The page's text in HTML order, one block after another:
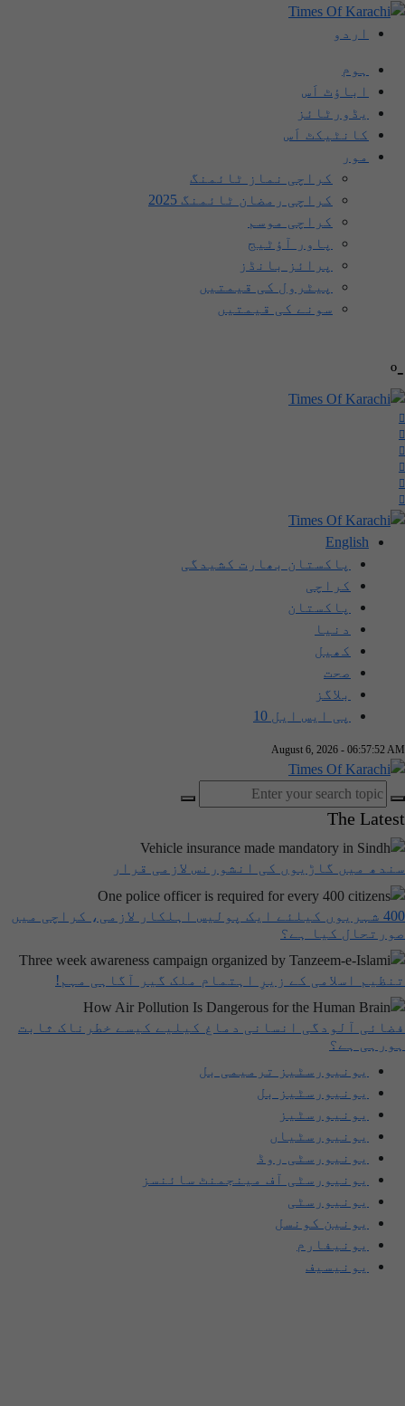
اردو
ہوم
اباؤٹ اَس
یڈورٹائز
کانٹیکٹ اَس
مور
کراچی نماز ٹائمنگ
کراچی رمضان ٹائمنگ 2025
کراچی موسم
پاور آؤٹیج
پرائز بانڈز
پیٹرول کی قیمتیں
سونے کی قیمتیں
-º
English
پاکستان بھارت کشیدگی
کراچی
پاکستان
دنیا
کھیل
صحت
بلاگز
پی ایس ایل 10
August 6, 2026 - 06:57:52 AM
The Latest
سندھ میں گاڑیوں کی انشورنس لازمی قرار
400 شہریوں کیلئے ایک پولیس اہلکار لازمی، کراچی میں
صورتحال کیا ہے؟
تنظیم اسلامی کے زیرِ اہتمام ملک گیر آگاہی مہم!
فضائی آلودگی انسانی دماغ کیلیے کیسے خطرناک ثابت
ہورہی ہے؟
یونیورسٹیز ترمیمی بل
یونیورسٹیز بل
یونیورسٹیز
یونیورسٹیاں
یونیورسٹی روڈ
یونیورسٹی آف مینجمنٹ سائنسز
یونیورسٹی
یونین کونسل
یونیفارم
یونیسیف